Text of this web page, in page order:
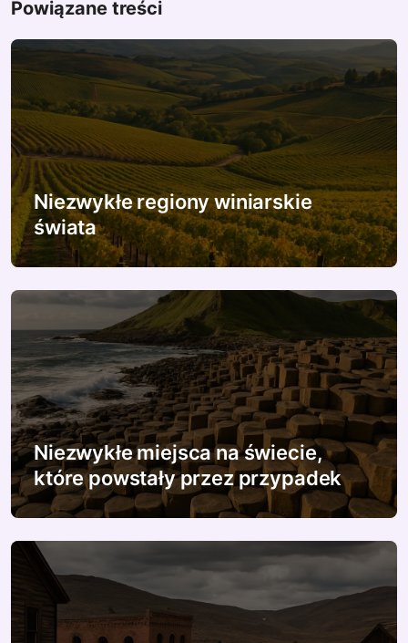
a
c
a
w
p
i
s
u
Powiązane treści
Niezwykłe regiony winiarskie
świata
Niezwykłe miejsca na świecie,
które powstały przez przypadek